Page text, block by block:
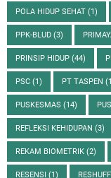
POLA HIDUP SEHAT (1)
PPK-BLUD (3)
PRINSIP HIDUP (44)
PSC (1) PT TASPEN
PUSKESMAS (14)
REFLEKSI KEHIDUPAN (3)
REKAM BIOMETRIK (2)
RESENSI (1)